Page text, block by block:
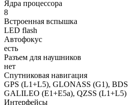
Ядра процессора
8
Встроенная вспышка
LED flash
Автофокус
есть
Разъем для наушников
нет
Спутниковая навигация
GPS (L1+L5), GLONASS (G1), BDS
GALILEO (E1+E5a), QZSS (L1+L5)
Интерфейсы